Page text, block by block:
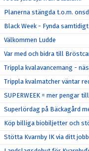
Planerna stängda t.o.m.
Black Week - Fynda
Välkommen Ludde
Var med och bidra till
Trippla kvalavancemang -
Trippla kvalmatcher väntar
SUPERWEEK = mer pengar
Superlördag på Bäckagård
Köp billiga biobiljetter och
Stötta Kvarnby IK via ditt